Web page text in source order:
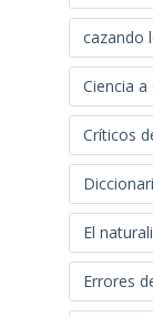
cazando
Ciencia a
Críticos
El
Errores